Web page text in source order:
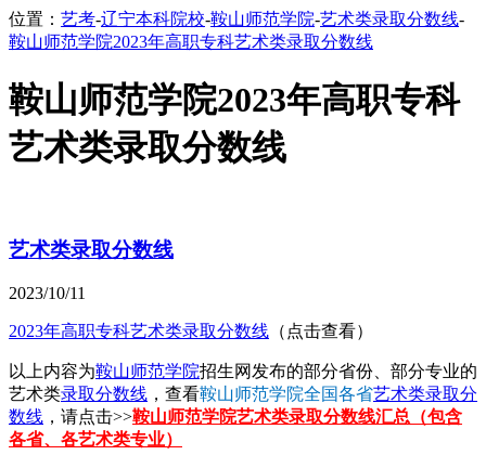
位置： 艺考-辽宁本科院校-鞍山师范学院-艺术类录取分数线-
鞍山师范学院2023年高职专科艺术类录取分数线
鞍山师范学院2023年高职专科
艺术类录取分数线
艺术类录取分数线
2023/10/11
2023年高职专科艺术类录取分数线 （点击查看）
以上内容为鞍山师范学院招生网发布的部分省份、部分专业的
艺术类录取分数线 ，查看鞍山师范学院全国各省艺术类录取分
数线 ，请点击>>鞍山师范学院艺术类录取分数线汇总（包含
各省、各艺术类专业）